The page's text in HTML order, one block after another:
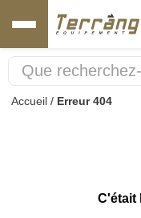
Accueil / Erreur 404
C'était